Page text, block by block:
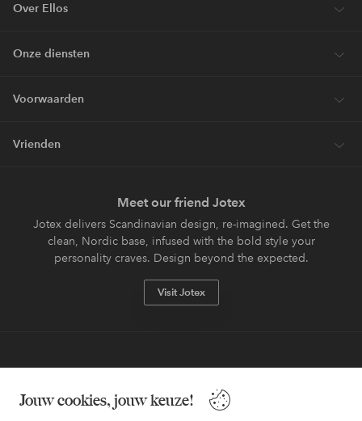
Jouw cookies, jouw keuze!
Over Ellos
Onze diensten
Voorwaarden
Vrienden
Meet our friend Jotex
Jotex delivers Scandinavian design, re-imagined. Get the
clean, Nordic base, infused with the bold style your
personality craves. Design beyond the expected.
Visit Jotex
Wil je meer weten over
onze betaalopties